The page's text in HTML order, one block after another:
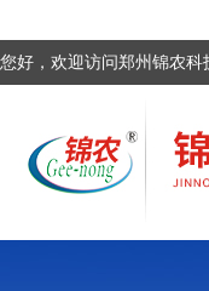
您好，欢迎访问郑州锦农科